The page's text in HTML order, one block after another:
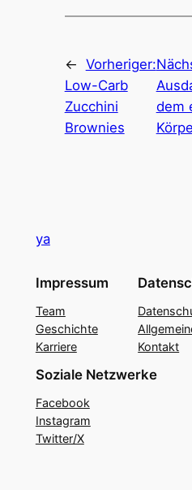
← Vorheriger:
Low-Carb
Zucchini
Brownies
dem
ya
Impressum
Team
Geschichte
Karriere
Kontakt
Soziale Netzwerke
Facebook
Instagram
Twitter/X